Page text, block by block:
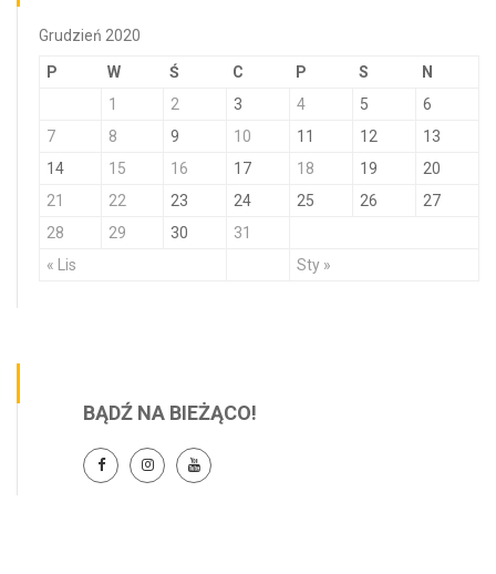
Grudzień 2020
P W Ś C P S N
« Lis Sty »
1 2 3 4 5
6
7
8 9 10 11 12
13
14
15 16 17 18 19
20
21
22 23 24 25 26
27
28
29 30 31
BĄDŹ NA BIEŻĄCO!